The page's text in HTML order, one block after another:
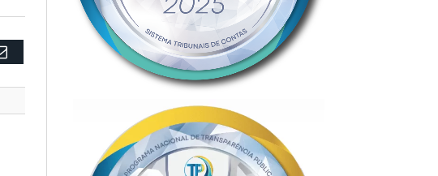
Email